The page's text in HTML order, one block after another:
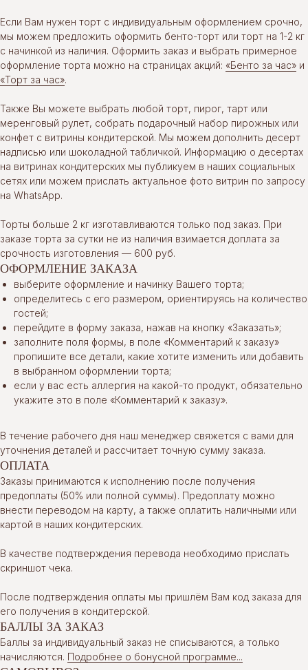
Если Вам нужен торт с индивидуальным оформлением срочно,
мы можем предложить оформить бенто-торт или торт на 1-2 кг
с начинкой из наличия. Оформить заказ и выбрать примерное
оформление торта можно на страницах акций: «Бенто за час» и
«Торт за час».
Также Вы можете выбрать любой торт, пирог, тарт или
меренговый рулет, собрать подарочный набор пирожных или
конфет с витрины кондитерской. Мы можем дополнить десерт
надписью или шоколадной табличкой. Информацию о десертах
на витринах кондитерских мы публикуем в наших социальных
сетях или можем прислать актуальное фото витрин по запросу
на WhatsApp.
Торты больше 2 кг изготавливаются только под заказ. При
заказе торта за сутки не из наличия взимается доплата за
срочность изготовления — 600 руб.
ОФОРМЛЕНИЕ ЗАКАЗА
выберите оформление и начинку Вашего торта;
определитесь с его размером, ориентируясь на количество
гостей;
перейдите в форму заказа, нажав на кнопку «Заказать»;
заполните поля формы, в поле «Комментарий к заказу»
пропишите все детали, какие хотите изменить или добавить
в выбранном оформлении торта;
если у вас есть аллергия на какой-то продукт, обязательно
укажите это в поле «Комментарий к заказу».
В течение рабочего дня наш менеджер свяжется с вами для
уточнения деталей и рассчитает точную сумму заказа.
ОПЛАТА
Заказы принимаются к исполнению после получения
предоплаты (50% или полной суммы). Предоплату можно
внести переводом на карту, а также оплатить наличными или
картой в наших кондитерских.
В качестве подтверждения перевода необходимо прислать
скриншот чека.
После подтверждения оплаты мы пришлём Вам код заказа для
его получения в кондитерской.
БАЛЛЫ ЗА ЗАКАЗ
Баллы за индивидуальный заказ не списываются, а только
начисляются. Подробнее о бонусной программе...